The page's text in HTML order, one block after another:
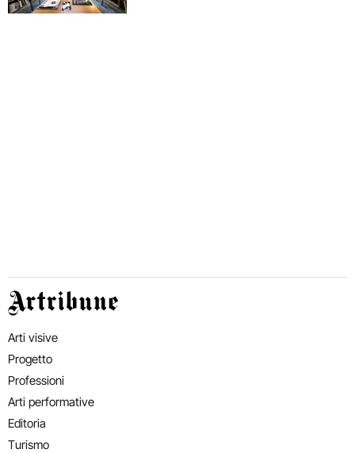
Artribune
Arti visive
Progetto
Professioni
Arti performative
Editoria
Turismo